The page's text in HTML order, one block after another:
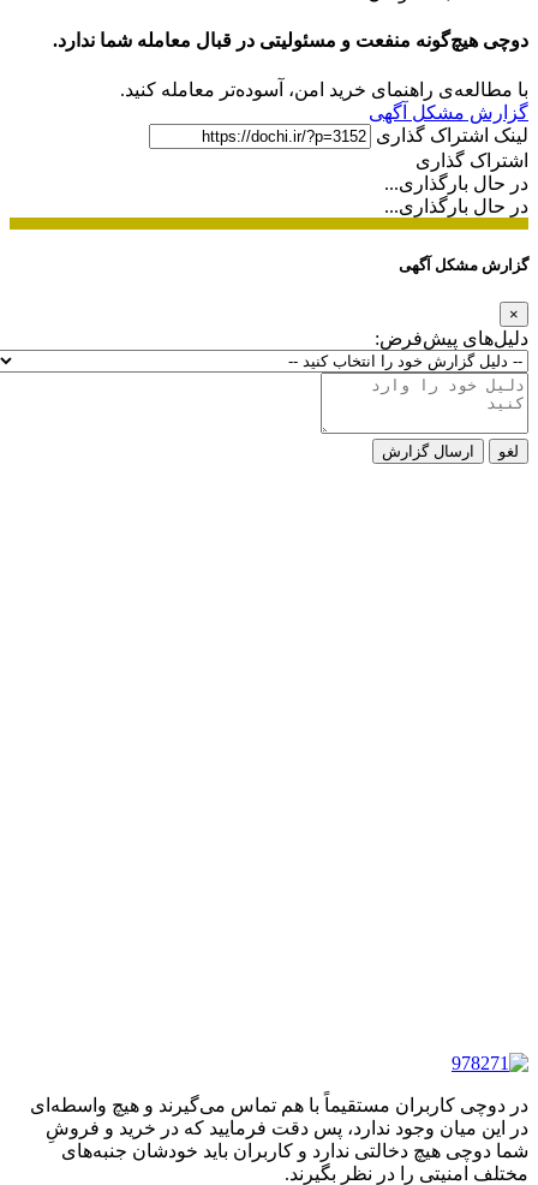
دوچی هیچ‌گونه منفعت و مسئولیتی در قبال معامله شما ندارد.
با مطالعه‌ی راهنمای خرید امن، آسوده‌تر معامله کنید.
گزارش مشکل آگهی
لینک اشتراک گذاری
اشتراک گذاری
در حال بارگذاری...
در حال بارگذاری...
گزارش مشکل آگهی
×
دلیل‌های پیش‌فرض:
لغو ارسال گزارش
در دوچی کاربران مستقیماً با هم تماس می‌گیرند و هیچ واسطه‌ای
در این میان وجود ندارد، پس دقت فرمایید که در خرید و فروشِ
شما دوچی هیچ دخالتی ندارد و کاربران باید خودشان جنبه‌های
مختلف امنیتی را در نظر بگیرند.